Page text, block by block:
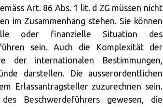
Art. 86 Abs. 1 lit. d ZG müssen nicht
im Zusammenhang stehen. Sie können
oder finanzielle Situation des
sein. Auch die Komplexität der
der internationalen Bestimmungen,
darstellen. Die ausserordentlichen
Erlassantragsteller zuzurechnen sein.
Beschwerdeführers gewesen, die